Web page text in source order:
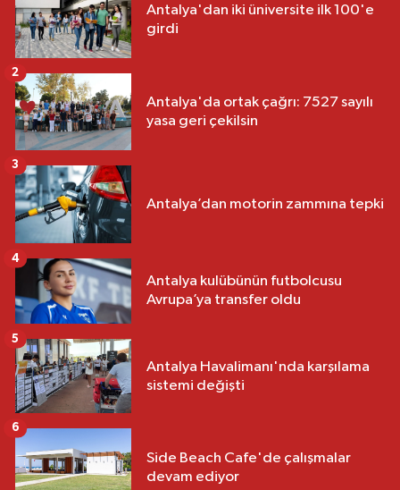
Antalya'dan iki üniversite ilk 100'e
girdi
Antalya'da ortak çağrı: 7527 sayılı
yasa geri çekilsin
2
Antalya’dan motorin zammına tepki
3
Antalya kulübünün futbolcusu
Avrupa’ya transfer oldu
4
Antalya Havalimanı'nda karşılama
sistemi değişti
5
Side Beach Cafe'de çalışmalar
devam ediyor
6